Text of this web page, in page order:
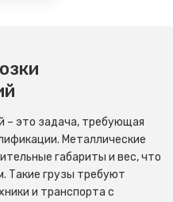
– это задача, требующая
Металлические
габариты и вес, что
Такие грузы требуют
и транспорта с